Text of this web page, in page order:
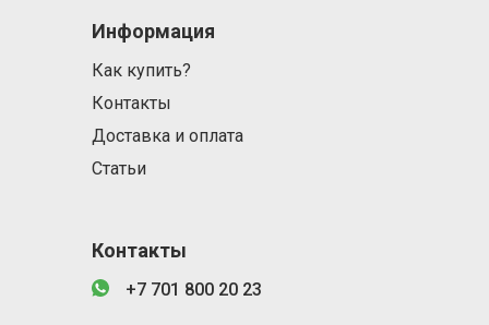
Информация
Как купить?
Контакты
Доставка и оплата
Статьи
Контакты
+7 701 800 20 23